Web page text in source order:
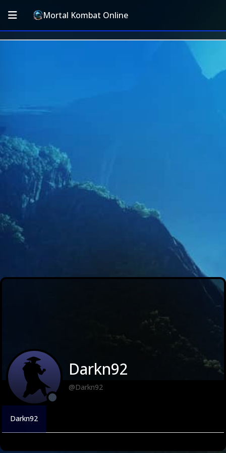
Mortal Kombat Online
Darkn92
@Darkn92
Darkn92